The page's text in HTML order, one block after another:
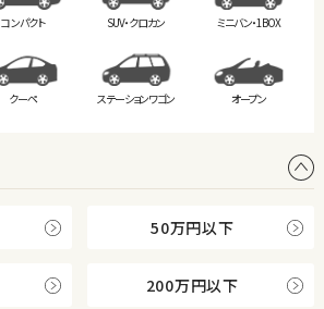
コンパクト SUV・クロカン ミニバン・1BOX
クーペ ステーションワゴン オープン
50万円以下
200万円以下